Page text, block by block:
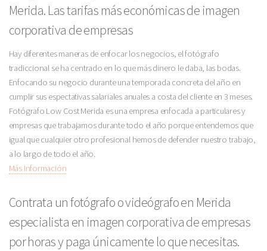
Merida. Las tarifas más económicas de imagen
corporativa de empresas
Hay diferentes maneras de enfocar los negocios, el fotógrafo
tradiccional se ha centrado en lo que más dinero le daba, las bodas.
Enfocando su negocio durante una temporada concreta del año en
cumplir sus espectativas salariales anuales a costa del cliente en 3 meses.
Fotógrafo Low Cost Merida es una empresa enfocada a particulares y
empresas que trabajamos durante todo el año porque entendemos que
igual que cualquier otro profesional hemos de defender nuestro trabajo,
a lo largo de todo el año.
Más Información
Contrata un fotógrafo o videógrafo en Merida
especialista en imagen corporativa de empresas
por horas y paga únicamente lo que necesitas.